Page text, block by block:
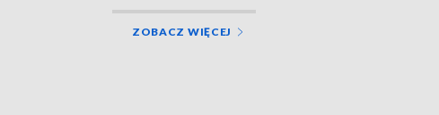
ZOBACZ WIĘCEJ